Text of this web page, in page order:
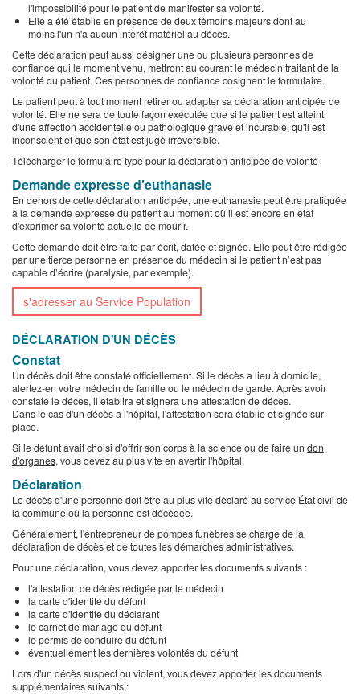
l'impossibilité pour le patient de manifester sa volonté.
Elle a été établie en présence de deux témoins majeurs dont au
moins l'un n'a aucun intérêt matériel au décès.
Cette déclaration peut aussi désigner une ou plusieurs personnes de
confiance qui le moment venu, mettront au courant le médecin traitant de la
volonté du patient. Ces personnes de confiance cosignent le formulaire.
Le patient peut à tout moment retirer ou adapter sa déclaration anticipée de
volonté. Elle ne sera de toute façon exécutée que si le patient est atteint
d'une affection accidentelle ou pathologique grave et incurable, qu'il est
inconscient et que son état est jugé irréversible.
Télécharger le formulaire type pour la déclaration anticipée de volonté
Demande expresse d’euthanasie
En dehors de cette déclaration anticipée, une euthanasie peut être pratiquée
à la demande expresse du patient au moment où il est encore en état
d'exprimer sa volonté actuelle de mourir.
Cette demande doit être faite par écrit, datée et signée. Elle peut être rédigée
par une tierce personne en présence du médecin si le patient n’est pas
capable d’écrire (paralysie, par exemple).
s'adresser au Service Population
DÉCLARATION D'UN DÉCÈS
Constat
Un décès doit être constaté officiellement. Si le décès a lieu à domicile,
alertez-en votre médecin de famille ou le médecin de garde. Après avoir
constaté le décès, il établira et signera une attestation de décès.
Dans le cas d'un décès a l'hôpital, l'attestation sera établie et signée sur
place.
Si le défunt avait choisi d'offrir son corps à la science ou de faire un don
d'organes, vous devez au plus vite en avertir l'hôpital.
Déclaration
Le décès d'une personne doit être au plus vite déclaré au service État civil de
la commune où la personne est décédée.
Généralement, l'entrepreneur de pompes funèbres se charge de la
déclaration de décès et de toutes les démarches administratives.
Pour une déclaration, vous devez apporter les documents suivants :
l'attestation de décès rédigée par le médecin
la carte d'identité du défunt
la carte d'identité du déclarant
le carnet de mariage du défunt
le permis de conduire du défunt
éventuellement les dernières volontés du défunt
Lors d'un décès suspect ou violent, vous devez apporter les documents
supplémentaires suivants :